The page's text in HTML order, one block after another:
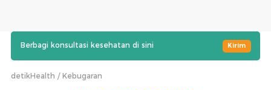
Berbagi konsultasi kesehatan di sini Kirim
detikHealth Kebugaran